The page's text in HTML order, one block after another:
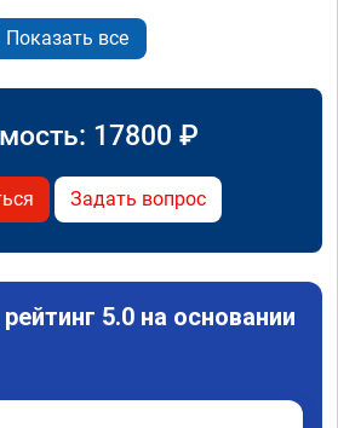
Показать все
17800 ₽
Задать вопрос
5.0 на основании